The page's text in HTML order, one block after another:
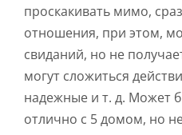
проскакивать мимо,
отношения, при этом,
свиданий, но не
могут сложиться
надежные и т. д. Может
отлично с 5 домом, но